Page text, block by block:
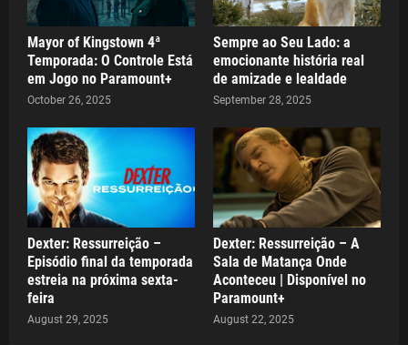
Mayor of Kingstown 4ª
Temporada: O Controle Está
em Jogo no Paramount+
October 26, 2025
Sempre ao Seu Lado: a
emocionante história real
de amizade e lealdade
September 28, 2025
Dexter: Ressurreição –
Episódio final da temporada
estreia na próxima sexta-
feira
August 29, 2025
Dexter: Ressurreição – A
Sala de Matança Onde
Aconteceu | Disponível no
Paramount+
August 22, 2025